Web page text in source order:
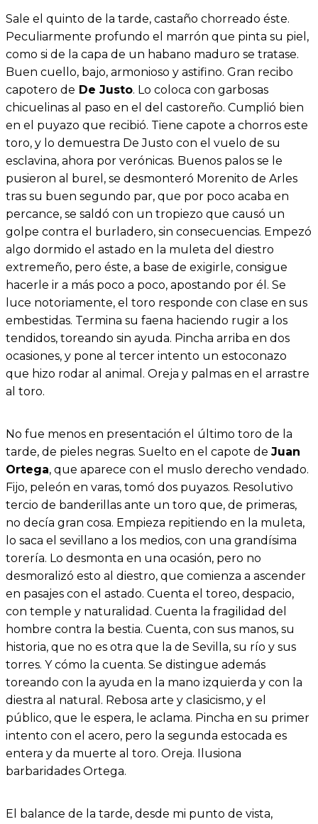
Sale el quinto de la tarde, castaño chorreado éste.
Peculiarmente profundo el marrón que pinta su piel,
como si de la capa de un habano maduro se tratase.
Buen cuello, bajo, armonioso y astifino. Gran recibo
capotero de De Justo. Lo coloca con garbosas
chicuelinas al paso en el del castoreño. Cumplió bien
en el puyazo que recibió. Tiene capote a chorros este
toro, y lo demuestra De Justo con el vuelo de su
esclavina, ahora por verónicas. Buenos palos se le
pusieron al burel, se desmonteró Morenito de Arles
tras su buen segundo par, que por poco acaba en
percance, se saldó con un tropiezo que causó un
golpe contra el burladero, sin consecuencias. Empezó
algo dormido el astado en la muleta del diestro
extremeño, pero éste, a base de exigirle, consigue
hacerle ir a más poco a poco, apostando por él. Se
luce notoriamente, el toro responde con clase en sus
embestidas. Termina su faena haciendo rugir a los
tendidos, toreando sin ayuda. Pincha arriba en dos
ocasiones, y pone al tercer intento un estoconazo
que hizo rodar al animal. Oreja y palmas en el arrastre
al toro.
No fue menos en presentación el último toro de la
tarde, de pieles negras. Suelto en el capote de Juan
Ortega, que aparece con el muslo derecho vendado.
Fijo, peleón en varas, tomó dos puyazos. Resolutivo
tercio de banderillas ante un toro que, de primeras,
no decía gran cosa. Empieza repitiendo en la muleta,
lo saca el sevillano a los medios, con una grandísima
torería. Lo desmonta en una ocasión, pero no
desmoralizó esto al diestro, que comienza a ascender
en pasajes con el astado. Cuenta el toreo, despacio,
con temple y naturalidad. Cuenta la fragilidad del
hombre contra la bestia. Cuenta, con sus manos, su
historia, que no es otra que la de Sevilla, su río y sus
torres. Y cómo la cuenta. Se distingue además
toreando con la ayuda en la mano izquierda y con la
diestra al natural. Rebosa arte y clasicismo, y el
público, que le espera, le aclama. Pincha en su primer
intento con el acero, pero la segunda estocada es
entera y da muerte al toro. Oreja. Ilusiona
barbaridades Ortega.
El balance de la tarde, desde mi punto de vista,